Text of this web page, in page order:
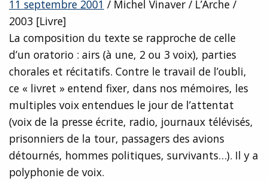
11 septembre 2001 / Michel Vinaver / L’Arche /
2003 [Livre]
La composition du texte se rapproche de celle
d’un oratorio : airs (à une, 2 ou 3 voix), parties
chorales et récitatifs. Contre le travail de l’oubli,
ce « livret » entend fixer, dans nos mémoires, les
multiples voix entendues le jour de l’attentat
(voix de la presse écrite, radio, journaux télévisés,
prisonniers de la tour, passagers des avions
détournés, hommes politiques, survivants…). Il y a
polyphonie de voix.